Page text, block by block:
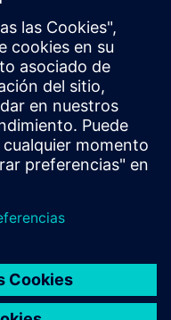
detectan
de rotación, las
ejes de la máquina.
optoelectrónica
usarlos con los